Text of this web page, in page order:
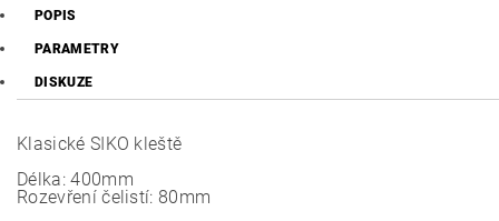
POPIS
PARAMETRY
DISKUZE
Klasické SIKO kleště
Délka: 400mm
Rozevření čelistí: 80mm